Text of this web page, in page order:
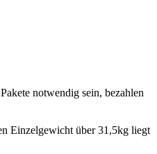
notwendig sein, bezahlen
Einzelgewicht über 31,5kg liegt